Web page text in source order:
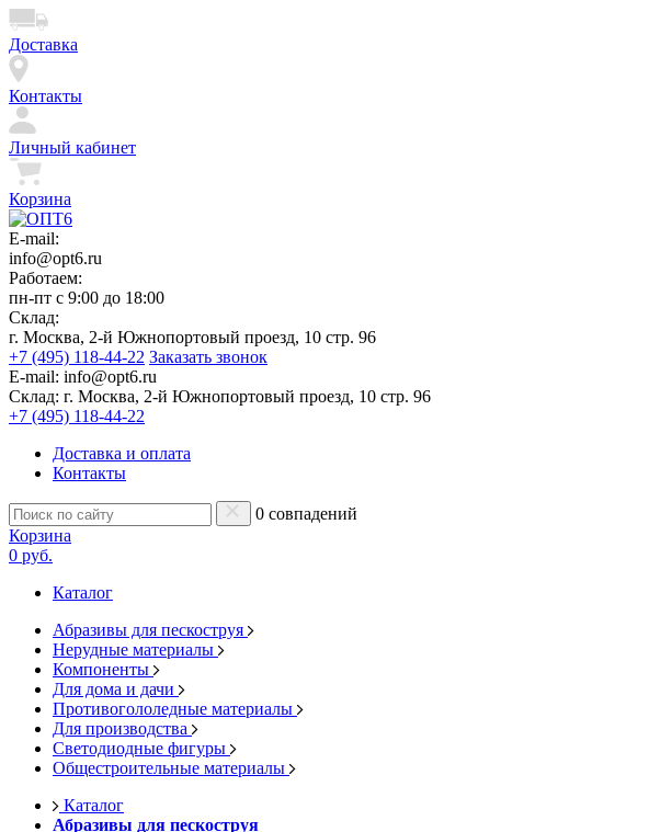
Доставка
Контакты
Личный кабинет
Корзина
E-mail:
info@opt6.ru
Работаем:
пн-пт с 9:00 до 18:00
Склад:
г. Москва, 2-й Южнопортовый проезд, 10 стр. 96
+7 (495) 118-44-22 Заказать звонок
E-mail: info@opt6.ru
Склад: г. Москва, 2-й Южнопортовый проезд, 10 стр. 96
+7 (495) 118-44-22
Доставка и оплата
Контакты
0 совпадений
Корзина
0 руб.
Каталог
Абразивы для пескоструя
Нерудные материалы
Компоненты
Для дома и дачи
Противогололедные материалы
Для производства
Светодиодные фигуры
Общестроительные материалы
Каталог
Абразивы для пескоструя